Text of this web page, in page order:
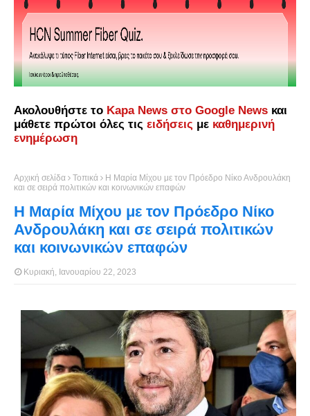
Ακολουθήστε το Kapa News στο Google News και
μάθετε πρώτοι όλες τις ειδήσεις με καθημερινή
ενημέρωση
Αρχική σελίδα Τοπικά
Η Μαρία Μίχου με τον Πρόεδρο Νίκο Ανδρουλάκη
και σε σειρά πολιτικών και κοινωνικών επαφών
Η Μαρία Μίχου με τον Πρόεδρο Νίκο
Ανδρουλάκη και σε σειρά πολιτικών
και κοινωνικών επαφών
Κυριακή, Ιανουαρίου 22, 2023